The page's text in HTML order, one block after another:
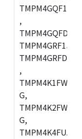
,
,
G,
G,